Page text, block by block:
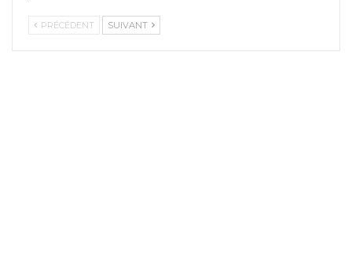
PRÉCÉDENT SUIVANT